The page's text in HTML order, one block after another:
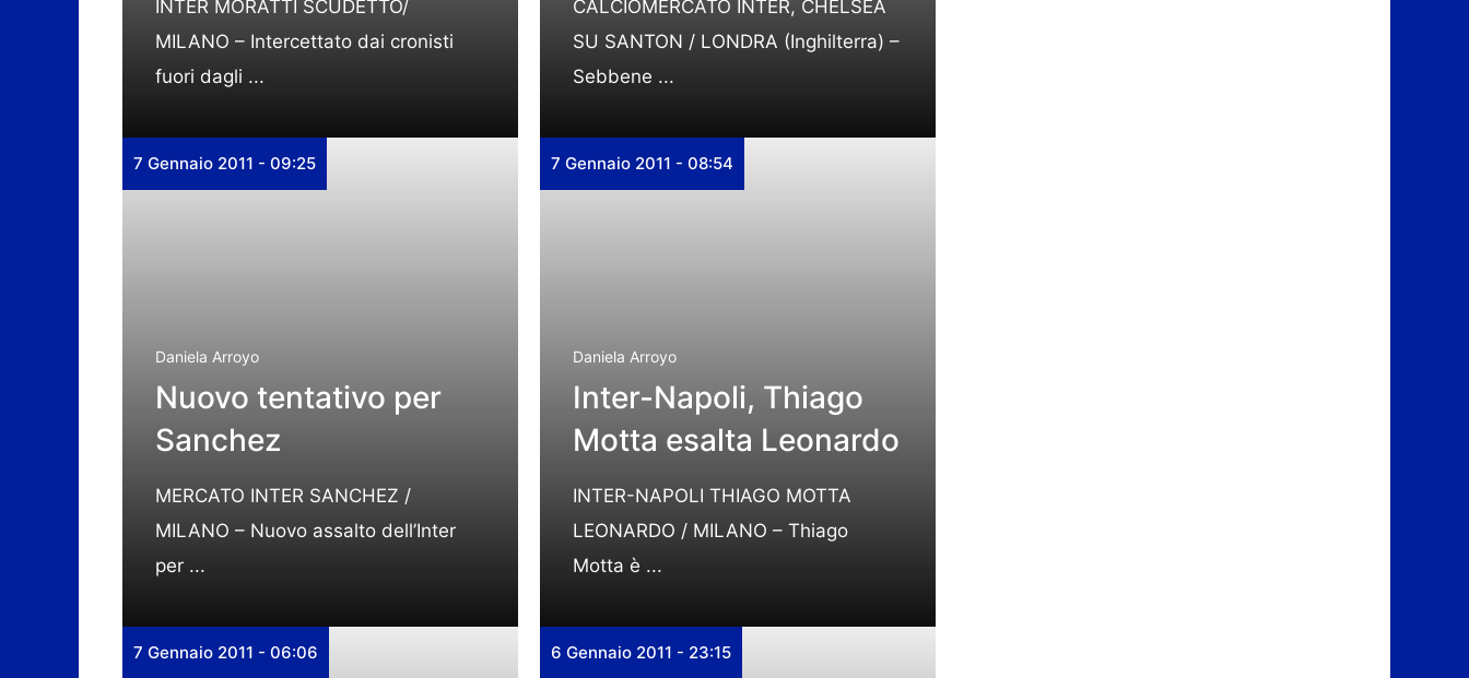
INTER MORATTI SCUDETTO/
MILANO – Intercettato dai cronisti
fuori dagli ...
CALCIOMERCATO INTER, CHELSEA
SU SANTON / LONDRA (Inghilterra) –
Sebbene ...
7 Gennaio 2011 - 09:25
Daniela Arroyo
Nuovo tentativo per
Sanchez
MERCATO INTER SANCHEZ /
MILANO – Nuovo assalto dell’Inter
per ...
7 Gennaio 2011 - 08:54
Daniela Arroyo
Inter-Napoli, Thiago
Motta esalta Leonardo
INTER-NAPOLI THIAGO MOTTA
LEONARDO / MILANO – Thiago
Motta è ...
7 Gennaio 2011 - 06:06 6 Gennaio 2011 - 23:15